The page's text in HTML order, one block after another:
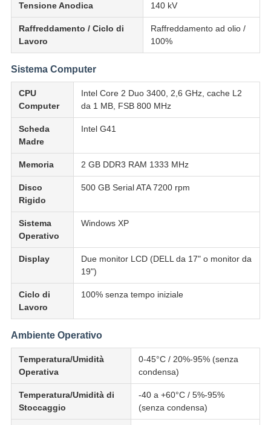
Tensione Anodica 140 kV
Raffreddamento / Ciclo di
Lavoro
Raffreddamento ad olio /
100%
Sistema Computer
CPU
Computer
Intel Core 2 Duo 3400, 2,6 GHz, cache L2
da 1 MB, FSB 800 MHz
Scheda
Madre
Intel G41
Memoria 2 GB DDR3 RAM 1333 MHz
Disco
Rigido
500 GB Serial ATA 7200 rpm
Sistema
Operativo
Windows XP
Display
Due monitor LCD (DELL da 17" o monitor da
19")
Ciclo di
Lavoro
100% senza tempo iniziale
Ambiente Operativo
Temperatura/Umidità
Operativa
0-45°C / 20%-95% (senza
condensa)
Temperatura/Umidità di
Stoccaggio
-40 a +60°C / 5%-95%
(senza condensa)